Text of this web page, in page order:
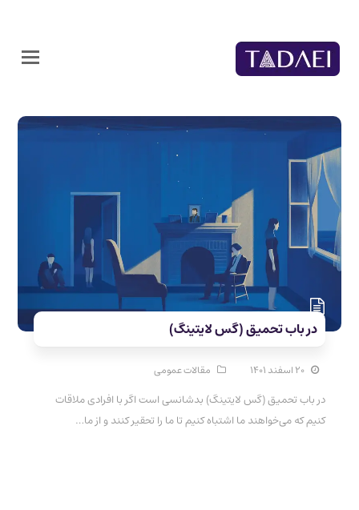
در باب تحمیق (گس لایتینگ)
۲۰ اسفند ۱۴۰۱ مقالات عمومی
در باب تحمیق (گس لایتینگ) بدشانسی است اگر با افرادی ملاقات
کنیم که می‌خواهند ما اشتباه کنیم تا ما را تحقیر کنند و از ما…